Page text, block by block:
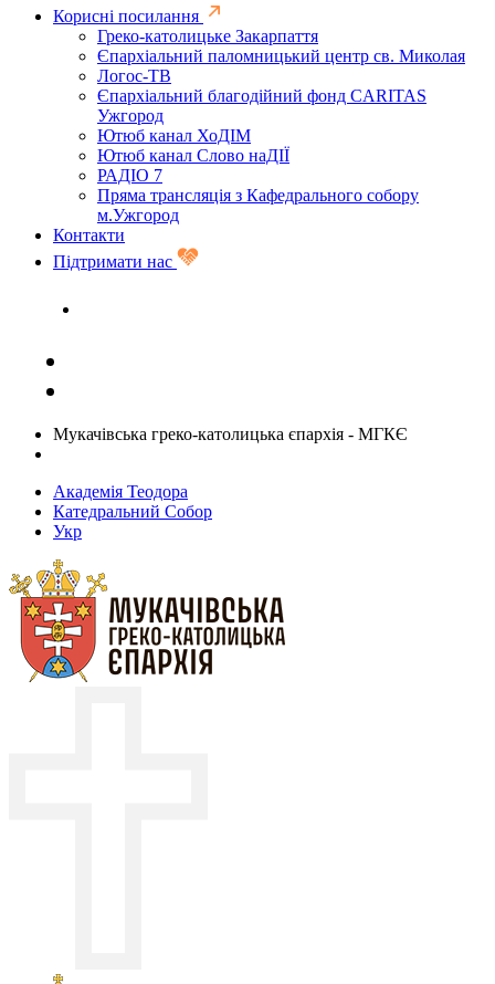
Корисні посилання
Греко-католицьке Закарпаття
Єпархіальний паломницький центр св. Миколая
Логос-ТВ
Єпархіальний благодійний фонд CARITAS
Ужгород
Ютюб канал ХоДІМ
Ютюб канал Слово наДІЇ
РАДІО 7
Пряма трансляція з Кафедрального собору
м.Ужгород
Контакти
Підтримати нас
Мукачівська греко-католицька єпархія - МГКЄ
Академія Теодора
Катедральний Собор
Укр